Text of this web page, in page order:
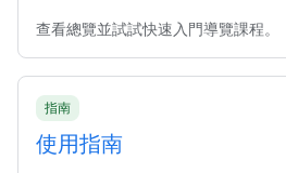
查看總覽並試試快速入門導覽課程。
指南
使用指南